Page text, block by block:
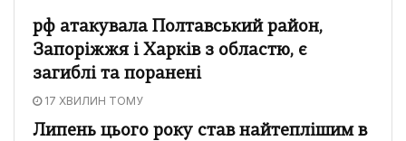
рф атакувала Полтавський район,
Запоріжжя і Харків з областю, є
загиблі та поранені
17 ХВИЛИН ТОМУ
Липень цього року став найтеплішим в